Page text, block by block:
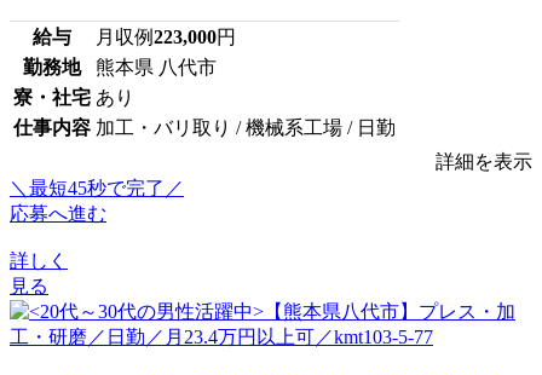
給与 月収例223,000円
勤務地
熊本県 八代市
寮・社宅 あり
仕事内容 加工・バリ取り / 機械系工場 / 日勤
詳細を表示
＼最短45秒で完了／
応募へ進む
詳しく
見る